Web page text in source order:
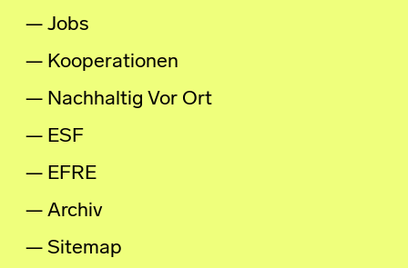
Jobs
Kooperationen
Nachhaltig Vor Ort
ESF
EFRE
Archiv
Sitemap